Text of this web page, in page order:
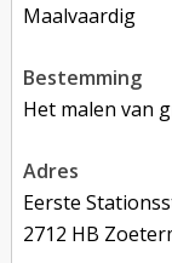
Maalvaardig
bestemming
Het malen
adres
Eerste
2712 HB